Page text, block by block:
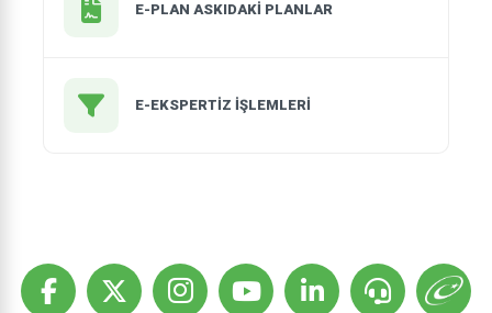
E-PLAN ASKIDAKİ PLANLAR
E-EKSPERTİZ İŞLEMLERİ